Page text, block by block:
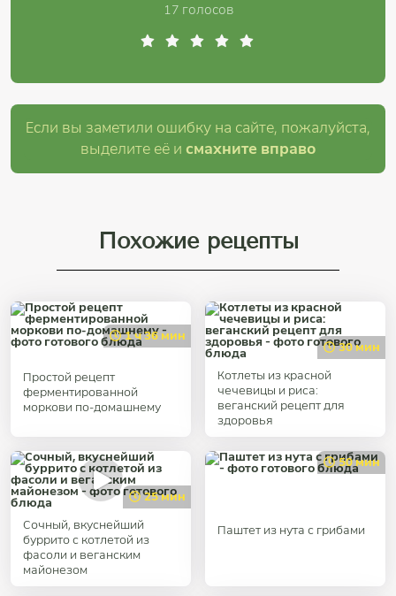
17 голосов
Если вы заметили ошибку на сайте, пожалуйста,
выделите её и смахните вправо
Похожие рецепты
1 ч 36 мин
Простой рецепт
ферментированной
моркови по-домашнему
30 мин
Котлеты из красной
чечевицы и риса:
веганский рецепт для
здоровья
25 мин
Сочный, вкуснейший
буррито с котлетой из
фасоли и веганским
майонезом
50 мин
Паштет из нута с грибами